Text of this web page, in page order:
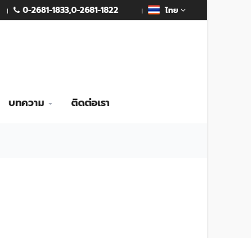
0-2681-1833,0-2681-1822 ไทย
บทความ ติดต่อเรา